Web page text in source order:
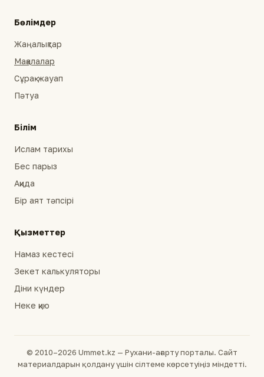
Бөлімдер
Жаңалықтар
Мақалалар
Сұрақ-жауап
Пәтуа
Білім
Ислам тарихы
Бес парыз
Ақида
Бір аят тәпсірі
Қызметтер
Намаз кестесі
Зекет калькуляторы
Діни күндер
Неке қию
© 2010–2026 Ummet.kz — Рухани-ағарту порталы. Сайт
материалдарын қолдану үшін сілтеме көрсетуіңіз міндетті.